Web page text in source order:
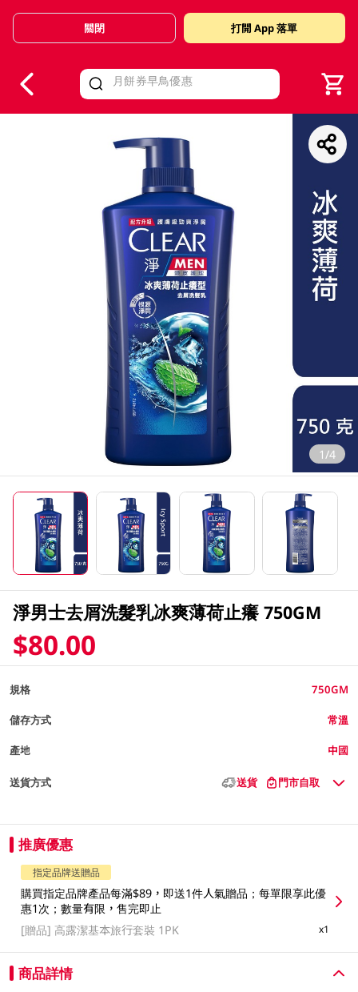
Valid Until 30 June 2026
關閉 打開 App 落單
1/4
淨男士去屑洗髮乳冰爽薄荷止癢 750GM
$80.00
規格 750GM
儲存方式 常溫
產地 中國
送貨方式 送貨 門市自取
推廣優惠
指定品牌送贈品
購買指定品牌產品每滿$89，即送1件人氣贈品；每單限享此優
惠1次；數量有限，售完即止
[贈品] 高露潔基本旅行套裝 1PK x1
商品詳情